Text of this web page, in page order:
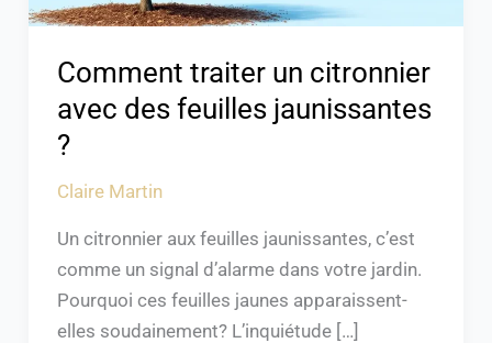
Comment traiter un citronnier
avec des feuilles jaunissantes
?
Claire Martin
Un citronnier aux feuilles jaunissantes, c’est
comme un signal d’alarme dans votre jardin.
Pourquoi ces feuilles jaunes apparaissent-
elles soudainement? L’inquiétude […]